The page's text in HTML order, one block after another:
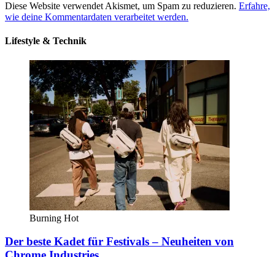
Diese Website verwendet Akismet, um Spam zu reduzieren. Erfahre,
wie deine Kommentardaten verarbeitet werden.
Lifestyle & Technik
Burning Hot
Der beste Kadet für Festivals – Neuheiten von